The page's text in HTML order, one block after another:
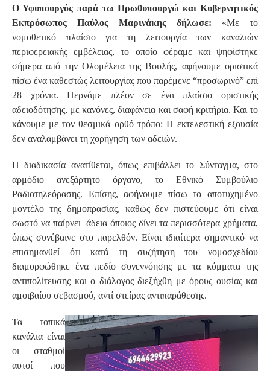
Ο Υφυπουργός παρά τω Πρωθυπουργώ και Κυβερνητικός
Εκπρόσωπος Παύλος Μαρινάκης δήλωσε: «Με το
νομοθετικό πλαίσιο για τη λειτουργία των καναλιών
περιφερειακής εμβέλειας, το οποίο φέραμε και ψηφίστηκε
σήμερα από την Ολομέλεια της Βουλής, αφήνουμε οριστικά
πίσω ένα καθεστώς λειτουργίας που παρέμενε “προσωρινό” επί
28 χρόνια. Περνάμε πλέον σε ένα πλαίσιο οριστικής
αδειοδότησης, με κανόνες, διαφάνεια και σαφή κριτήρια. Και το
κάνουμε με τον θεσμικά ορθό τρόπο: Η εκτελεστική εξουσία
δεν αναλαμβάνει τη χορήγηση των αδειών.
Η διαδικασία ανατίθεται, όπως επιβάλλει το Σύνταγμα, στο
αρμόδιο ανεξάρτητο όργανο, το Εθνικό Συμβούλιο
Ραδιοτηλεόρασης. Επίσης, αφήνουμε πίσω το αποτυχημένο
μοντέλο της δημοπρασίας, καθώς δεν πιστεύουμε ότι είναι
σωστό να παίρνει άδεια όποιος δίνει τα περισσότερα χρήματα,
όπως συνέβαινε στο παρελθόν. Είναι ιδιαίτερα σημαντικό να
επισημανθεί ότι κατά τη συζήτηση του νομοσχεδίου
διαμορφώθηκε ένα πεδίο συνεννόησης με τα κόμματα της
αντιπολίτευσης και ο διάλογος διεξήχθη με όρους ουσίας και
αμοιβαίου σεβασμού, αντί στείρας αντιπαράθεσης.
Τα τοπικά
κανάλια είναι
οι σταθμοί
αυτοί που